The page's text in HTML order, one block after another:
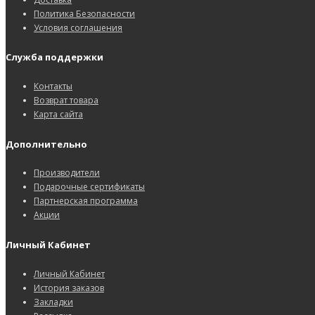
Политика Безопасности
Условия соглашения
Служба поддержки
Контакты
Возврат товара
Карта сайта
Дополнительно
Производители
Подарочные сертификаты
Партнерская программа
Акции
Личный Кабинет
Личный Кабинет
История заказов
Закладки